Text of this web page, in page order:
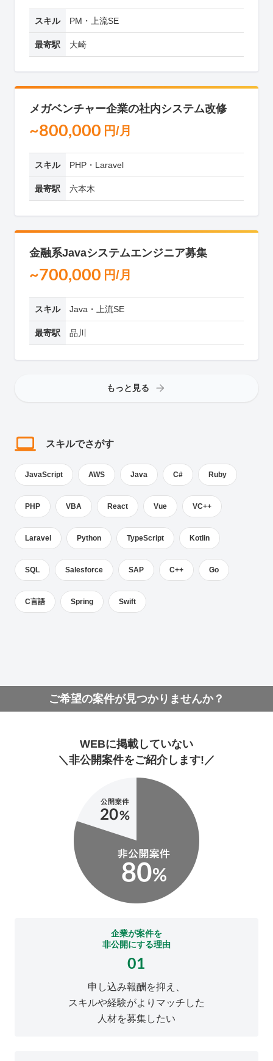
スキル PM・上流SE
最寄駅 大崎
メガベンチャー企業の社内システム改修
~800,000 円/月
スキル PHP・Laravel
最寄駅 六本木
金融系Javaシステムエンジニア募集
~700,000 円/月
スキル Java・上流SE
最寄駅 品川
もっと見る
スキルでさがす
JavaScript AWS Java C# Ruby
PHP VBA React Vue VC++
Laravel Python TypeScript Kotlin
SQL Salesforce SAP C++ Go
C言語 Spring Swift
ご希望の案件が見つかりませんか？
WEBに掲載していない
＼非公開案件をご紹介します!／
企業が案件を
非公開にする理由
01
申し込み報酬を抑え、
スキルや経験がよりマッチした
人材を募集したい